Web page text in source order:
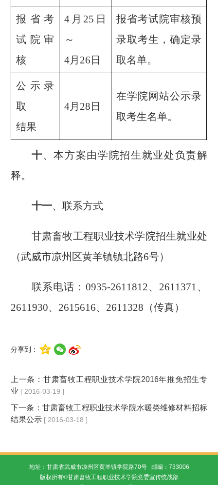
报省考
试院审
核
4 月 25 日
～
4月 26 日
报省考试院审核预
录取考生，确定录
取名单。
公示录
取
结果
4月 28 日
在学院网站公示录
取考生名单。
十、本方案由学院招生就业处负责解
释。
十一、联系方式
甘肃畜牧工程职业技术学院招生就业处
（武威市凉州区黄羊镇镇北路6号）
联系电话： 0935-2611812、 2611371、
2611930、 2615616、 2611328 （传真）
分享到：
上一条： 甘肃畜牧工程职业技术学院2016年推免招生专
业 [ 2016-03-19 ]
下一条： 甘肃畜牧工程职业技术学院水暖类维修材料招标
结果公示 [ 2016-03-18 ]
地址：甘肃省武威市凉州区黄羊镇学院路70号 邮编：733006
版权所有©甘肃畜牧工程职业技术学院党委宣传统战部